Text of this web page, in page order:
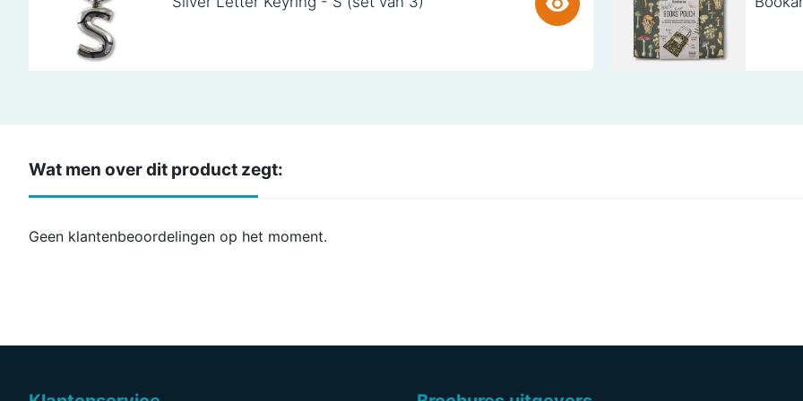
Wat men over dit product zegt:
Geen klantenbeoordelingen op het moment.